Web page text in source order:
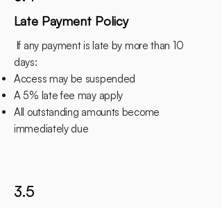
Late Payment Policy
If any payment is late by more than 10
days:
Access may be suspended
A 5% late fee may apply
All outstanding amounts become
immediately due
3.5